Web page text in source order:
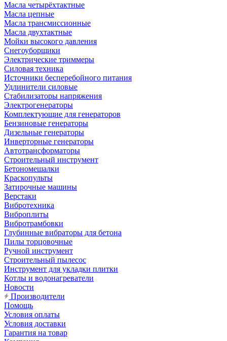
Масла четырёхтактные
Масла цепные
Масла трансмиссионные
Масла двухтактные
Мойки высокого давления
Снегоуборщики
Электрические триммеры
Силовая техника
Источники бесперебойного питания
Удлинители силовые
Стабилизаторы напряжения
Электрогенераторы
Комплектующие для генераторов
Бензиновые генераторы
Дизельные генераторы
Инверторные генераторы
Автотрансформаторы
Строительный инструмент
Бетономешалки
Краскопульты
Затирочные машины
Верстаки
Вибротехника
Виброплиты
Вибротрамбовки
Глубинные вибраторы для бетона
Пилы торцовочные
Ручной инструмент
Строительный пылесос
Инструмент для укладки плитки
Котлы и водонагреватели
Новости
Производители
Помощь
Условия оплаты
Условия доставки
Гарантия на товар